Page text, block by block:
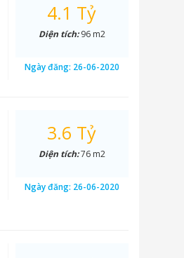
4.1 Tỷ
Diện tích:96 m2
Ngày đăng: 26-06-2020
3.6 Tỷ
Diện tích:76 m2
Ngày đăng: 26-06-2020